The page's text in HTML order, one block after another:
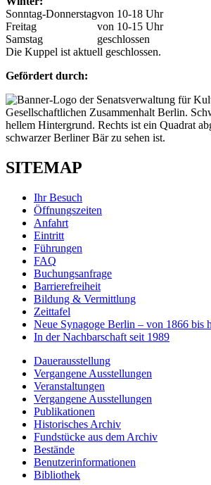
Sonntag-Donnerstagvon 10-18 Uhr
Freitag
von 10-15 Uhr
Samstag
geschlossen
Die Kuppel ist aktuell geschlossen.
Gefördert durch:
SITEMAP
Ihr Besuch
Öffnungszeiten
Anfahrt
Eintritt
Führungen
FAQ
Buchungsanfrage
Barrierefreiheit
Bildung & Vermittlung
Zeittafel
Neue Synagoge Berlin – von 1866 bis
In der Nachbarschaft seit 1989
Dauerausstellung
Vergangene Ausstellungen
Veranstaltungen
Vergangene Ausstellungen
Publikationen
Historisches Archiv
Fundstücke aus dem Archiv
Bestände
Benutzerinformationen
Bibliothek